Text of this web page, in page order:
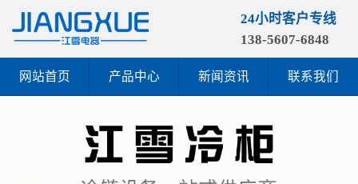
24小时客户专线
138-5607-6848
网站首页 产品中心 新闻资讯 联系我们